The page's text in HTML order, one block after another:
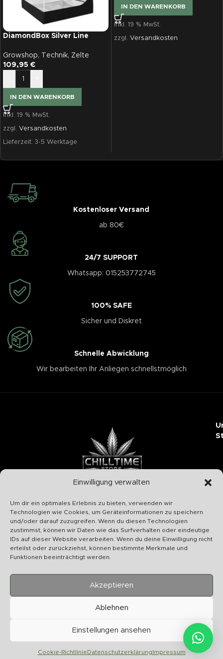
Einwilligung verwalten
Um dir ein optimales Erlebnis zu bieten, verwenden wir
Technologien wie Cookies, um Geräteinformationen zu speichern
und/oder darauf zuzugreifen. Wenn du diesen Technologien
zustimmst, können wir Daten wie das Surfverhalten oder eindeutige
IDs auf dieser Website verarbeiten. Wenn du deine Einwilligung nicht
erteilst oder zurückziehst, können bestimmte Merkmale und
Funktionen beeinträchtigt werden.
Akzeptieren
Ablehnen
Einstellungen ansehen
Cookie-RichtlinieDatenschutzerklärungImpressum
DiamondBox Silver Line
Growshop, Technik, Zelte
109,95 €
IN DEN WARENKORB
inkl. 19 % MwSt.
zzgl. Versandkosten
Lieferzeit: 3-5 Werktage
IN DEN WARENKORB
inkl. 19 % MwSt.
zzgl. Versandkosten
Kostenloser Versand
ab 80€
24/7 SUPPORT
Whatsapp: 015253772745
100% SAFE
Sicher und Diskret
Schnelle Abwicklung
Wir bearbeiten Ihr Anliegen schnellstmöglich
Chilltime Store
07331 4577974
Info@chilltime.de
Bahnhofstr. 19 73312 Geislingen
Vertrag widerrufen